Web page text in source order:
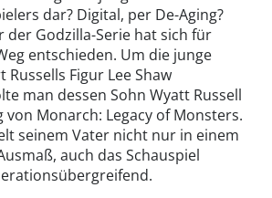
dar? Digital, per De-Aging?
der Godzilla-Serie hat sich für
entschieden. Um die junge
Figur Lee Shaw
man dessen Sohn Wyatt Russell
von Monarch: Legacy of Monsters.
seinem Vater nicht nur in einem
auch das Schauspiel